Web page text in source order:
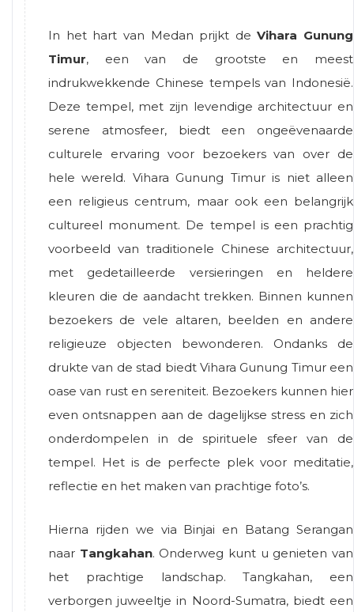
In het hart van Medan prijkt deVihara Gunung
Timur, een van de grootste en meest
indrukwekkende Chinese tempels van Indonesië.
Deze tempel, met zijn levendige architectuur en
serene atmosfeer, biedt een ongeëvenaarde
culturele ervaring voor bezoekers van over de
hele wereld. Vihara Gunung Timur is niet alleen
een religieus centrum, maar ook een belangrijk
cultureel monument. De tempel is een prachtig
voorbeeld van traditionele Chinese architectuur,
met gedetailleerde versieringen en heldere
kleuren die de aandacht trekken. Binnen kunnen
bezoekers de vele altaren, beelden en andere
religieuze objecten bewonderen. Ondanks de
drukte van de stad biedt Vihara Gunung Timur een
oase van rust en sereniteit. Bezoekers kunnen hier
even ontsnappen aan de dagelijkse stress en zich
onderdompelen in de spirituele sfeer van de
tempel. Het is de perfecte plek voor meditatie,
reflectie en het maken van prachtige foto’s.
Hierna rijden we via Binjai en Batang Serangan
naar Tangkahan. Onderweg kunt u genieten van
het prachtige landschap. Tangkahan, een
verborgen juweeltje in Noord-Sumatra, biedt een